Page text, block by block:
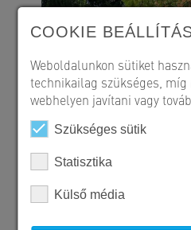
COOKIE
Weboldalunkon sütiket
technikailag szükséges, míg
webhelyen javítani vagy
Szükséges sütik
Statisztika
Külső média